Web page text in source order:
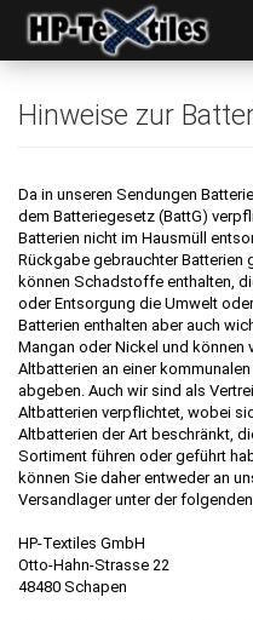
Hinweise zur
Da in unseren Sendungen
dem Batteriegesetz (BattG)
Batterien nicht im Hausmüll
Rückgabe gebrauchter
können Schadstoffe enthalten,
oder Entsorgung die Umwelt
Batterien enthalten aber auch
Mangan oder Nickel und können
Altbatterien an einer
abgeben. Auch wir sind als
Altbatterien verpflichtet, wobei
Altbatterien der Art beschränkt,
Sortiment führen oder geführt
können Sie daher entweder an
Versandlager unter der
HP-Textiles GmbH
Otto-Hahn-Strasse 22
48480 Schapen